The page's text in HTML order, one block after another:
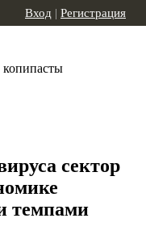
копипасты
Вход | Регистрация
сектор
темпами